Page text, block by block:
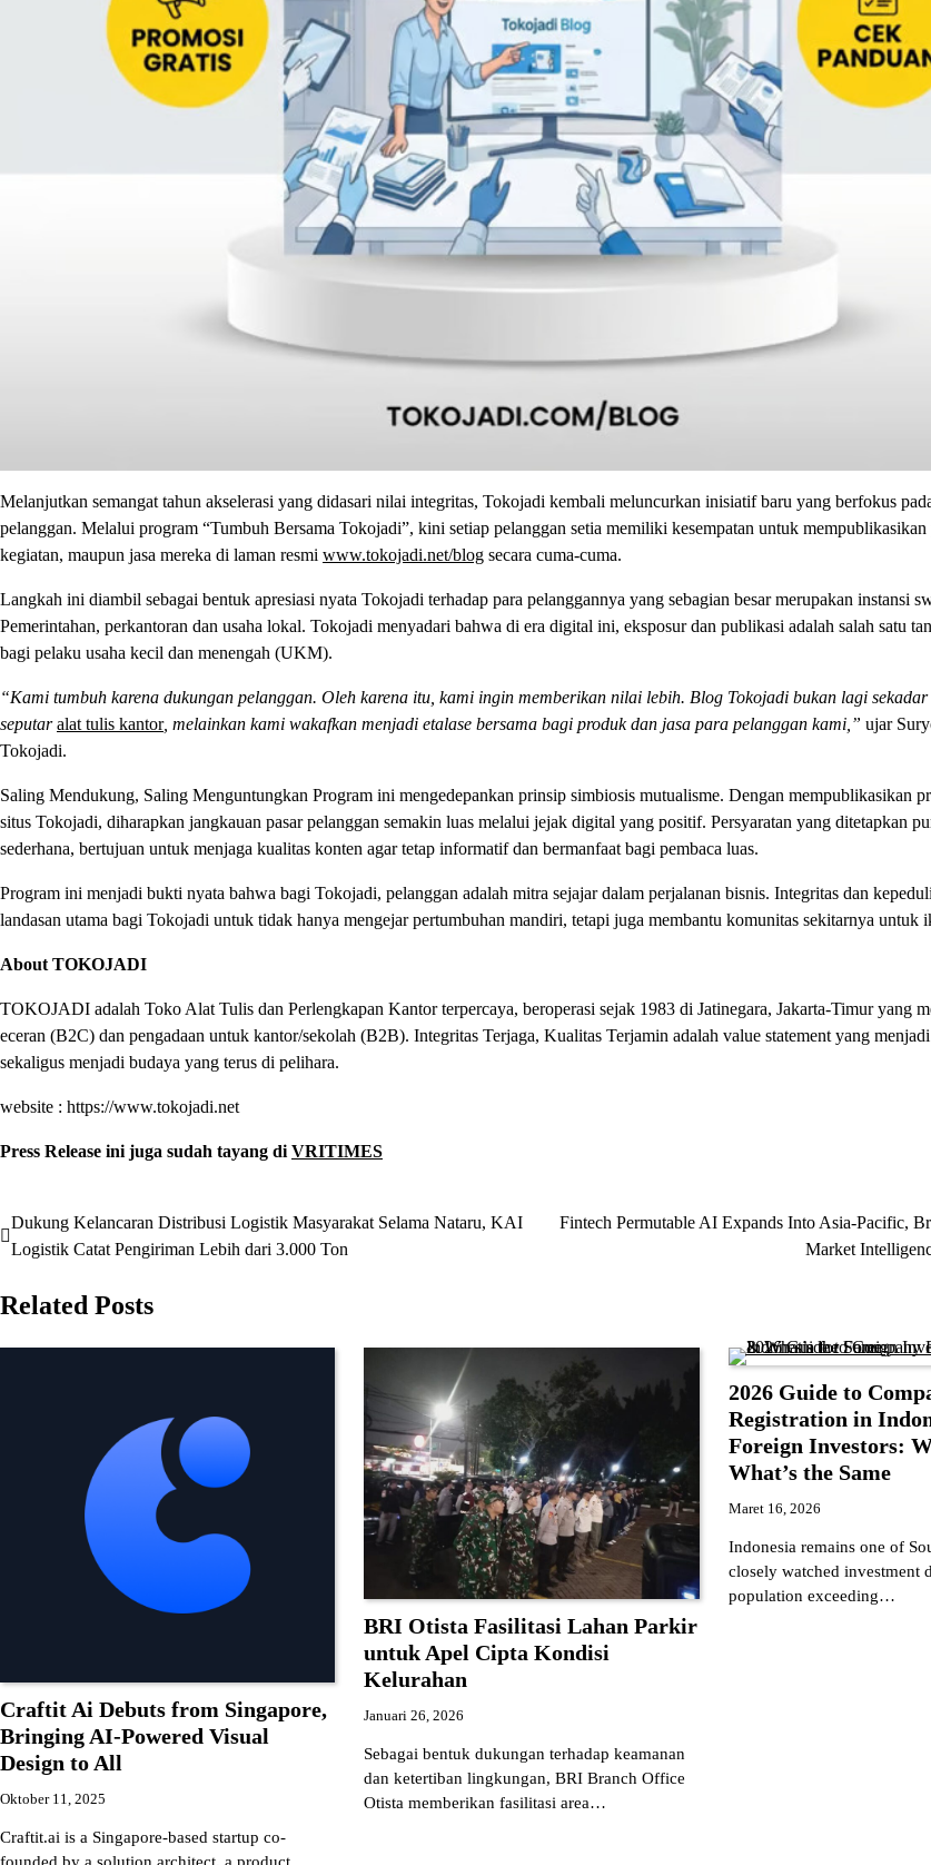
Melanjutkan semangat tahun akselerasi yang didasari nilai integritas, Tokojadi kembali meluncurkan inisiatif baru yang berfokus
pelanggan. Melalui program “Tumbuh Bersama Tokojadi”, kini setiap pelanggan setia memiliki kesempatan untuk
kegiatan, maupun jasa mereka di laman resmi www.tokojadi.net/blog secara cuma-cuma.
Langkah ini diambil sebagai bentuk apresiasi nyata Tokojadi terhadap para pelanggannya yang sebagian besar merupakan instansi
Pemerintahan, perkantoran dan usaha lokal. Tokojadi menyadari bahwa di era digital ini, eksposur dan publikasi adalah salah satu
bagi pelaku usaha kecil dan menengah (UKM).
“Kami tumbuh karena dukungan pelanggan. Oleh karena itu, kami ingin memberikan nilai lebih. Blog Tokojadi bukan lagi sekadar
seputaralat tulis kantor, melainkan kami wakafkan menjadi etalase bersama bagi produk dan jasa para pelanggan kami,” ujar
Tokojadi.
Saling Mendukung, Saling Menguntungkan Program ini mengedepankan prinsip simbiosis mutualisme. Dengan mempublikasikan
situs Tokojadi, diharapkan jangkauan pasar pelanggan semakin luas melalui jejak digital yang positif. Persyaratan yang ditetapkan
sederhana, bertujuan untuk menjaga kualitas konten agar tetap informatif dan bermanfaat bagi pembaca luas.
Program ini menjadi bukti nyata bahwa bagi Tokojadi, pelanggan adalah mitra sejajar dalam perjalanan bisnis. Integritas dan
landasan utama bagi Tokojadi untuk tidak hanya mengejar pertumbuhan mandiri, tetapi juga membantu komunitas sekitarnya untuk
About TOKOJADI
TOKOJADI adalah Toko Alat Tulis dan Perlengkapan Kantor terpercaya, beroperasi sejak 1983 di Jatinegara, Jakarta-Timur yang
eceran (B2C) dan pengadaan untuk kantor/sekolah (B2B). Integritas Terjaga, Kualitas Terjamin adalah value statement yang
sekaligus menjadi budaya yang terus di pelihara.
website : https://www.tokojadi.net
Press Release ini juga sudah tayang di VRITIMES
Navigasi
pos
Dukung Kelancaran Distribusi Logistik Masyarakat Selama Nataru, KAI
Logistik Catat Pengiriman Lebih dari 3.000 Ton
Fintech Permutable AI Expands Into Asia-Pacific,
Market
Related Posts
Craftit Ai Debuts from Singapore,
Bringing AI-Powered Visual
Design to All
Oktober 11, 2025
Craftit.ai is a Singapore-based startup co-
BRI Otista Fasilitasi Lahan Parkir
untuk Apel Cipta Kondisi
Kelurahan
Januari 26, 2026
Sebagai bentuk dukungan terhadap keamanan
dan ketertiban lingkungan, BRI Branch Office
Otista memberikan fasilitasi area…
2026 Guide to
Registration in
Foreign Investors:
What’s the Same
Maret 16, 2026
Indonesia remains one of
closely watched investment
population exceeding…